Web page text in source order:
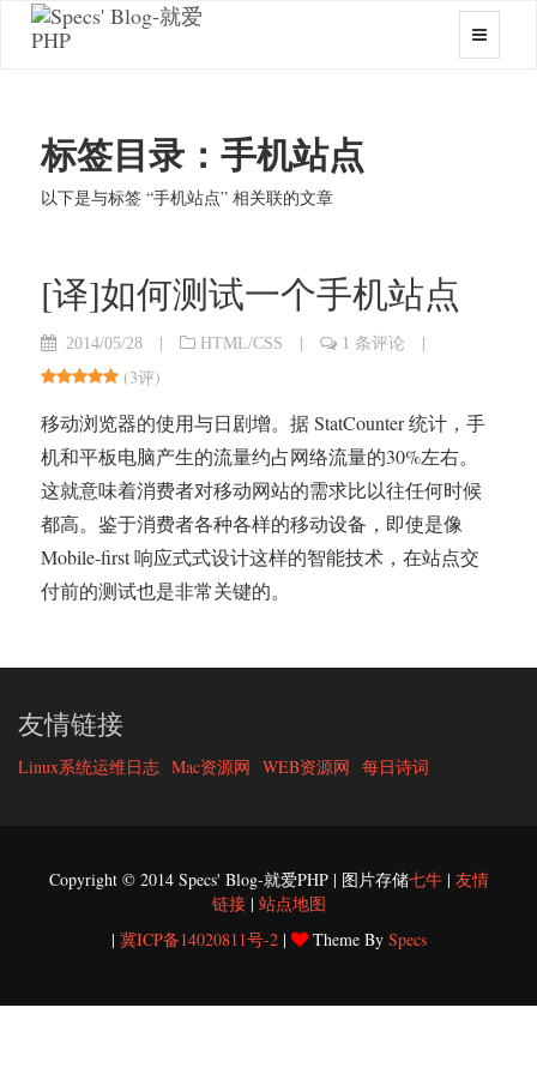
标签目录：手机站点
以下是与标签 “手机站点” 相关联的文章
[译]如何测试一个手机站点
2014/05/28 | HTML/CSS | 1 条评论
|
(3评)
移动浏览器的使用与日剧增。据 StatCounter 统计，手
机和平板电脑产生的流量约占网络流量的30%左右。
这就意味着消费者对移动网站的需求比以往任何时候
都高。鉴于消费者各种各样的移动设备，即使是像
Mobile-first 响应式式设计这样的智能技术，在站点交
付前的测试也是非常关键的。
友情链接
Linux系统运维日志 Mac资源网 WEB资源网 每日诗词
Copyright © 2014 Specs' Blog-就爱PHP | 图片存储七牛| 友情
链接| 站点地图
| 冀ICP备14020811号-2| Theme By Specs